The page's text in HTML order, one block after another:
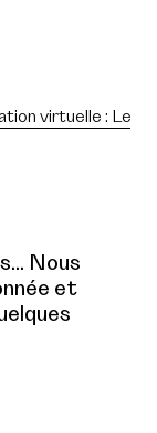
virtuelle : Les
Nous
et